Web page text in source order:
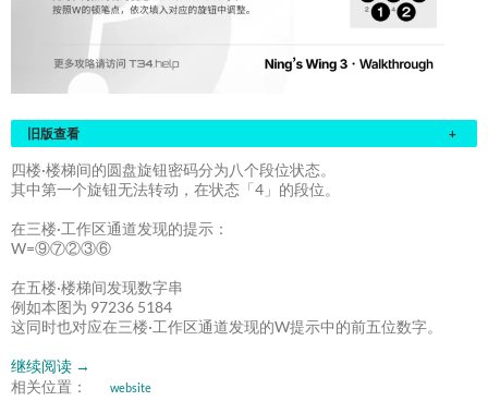
旧版查看 +
四楼·楼梯间的圆盘旋钮密码分为八个段位状态。
其中第一个旋钮无法转动，在状态「4」的段位。
在三楼·工作区通道发现的提示：
W=⑨⑦②③⑥
在五楼·楼梯间发现数字串
例如本图为 97236 5184
这同时也对应在三楼·工作区通道发现的W提示中的前五位数字。
继续阅读 →
相关位置：
website